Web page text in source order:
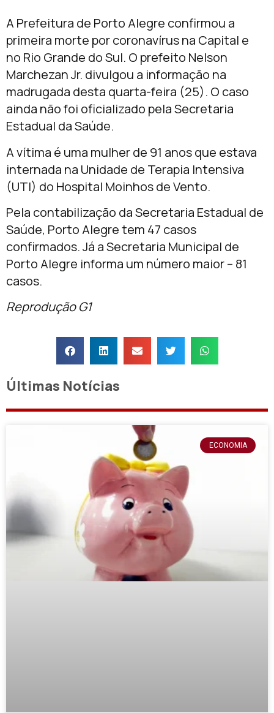
A Prefeitura de Porto Alegre confirmou a
primeira morte por coronavírus na Capital e
no Rio Grande do Sul. O prefeito Nelson
Marchezan Jr. divulgou a informação na
madrugada desta quarta-feira (25). O caso
ainda não foi oficializado pela Secretaria
Estadual da Saúde.
A vítima é uma mulher de 91 anos que estava
internada na Unidade de Terapia Intensiva
(UTI) do Hospital Moinhos de Vento.
Pela contabilização da Secretaria Estadual de
Saúde, Porto Alegre tem 47 casos
confirmados. Já a Secretaria Municipal de
Porto Alegre informa um número maior – 81
casos.
Reprodução G1
Últimas Notícias
ECONOMIA